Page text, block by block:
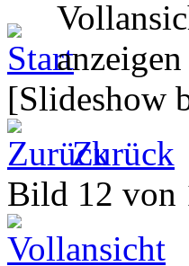
[Slideshow
Zurück
Bild 12 von